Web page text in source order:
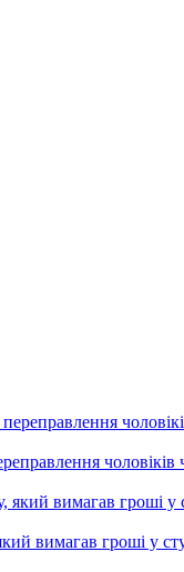
чоловіків
вимагав гроші у